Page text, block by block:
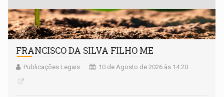
FRANCISCO DA SILVA FILHO ME
Publicações Legais 10 de Agosto de 2026 às 14:20